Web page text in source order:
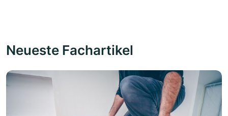
Neueste Fachartikel